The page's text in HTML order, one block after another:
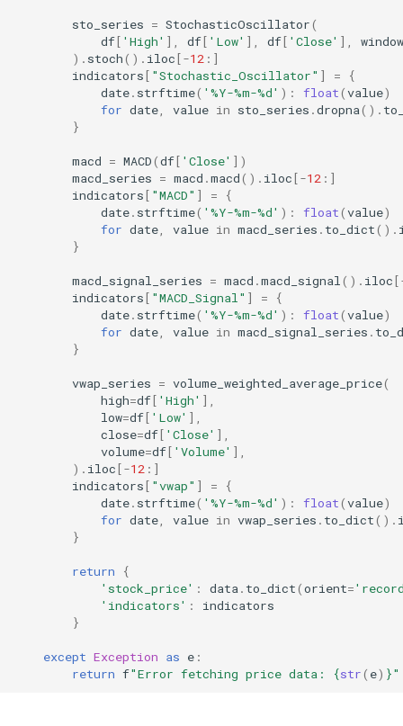
sto_series = StochasticOscillator(
df [ 'High' ], df [ 'Low' ], df [ 'Close' ],
window
) . stoch() . iloc [-12 :]
indicators [ "Stochastic_Oscillator" ] =
{
date. strftime( '%Y-%m-%d' ): float(value)
for date, value in sto_series .dropna() .
}
macd = MACD(df [ 'Close' ])
macd_series = macd .macd() . iloc [-12 :]
indicators [ "MACD" ] =
{
date. strftime( '%Y-%m-%d' ): float(value)
for date, value in macd_series . to_dict() .
}
macd_signal_series = macd .macd_signal() . iloc [
indicators [ "MACD_Signal" ] =
{
date. strftime( '%Y-%m-%d' ): float(value)
for date, value in macd_signal_series .
}
vwap_series = volume_weighted_average_price(
high=df [ 'High' ],
low=df [ 'Low' ],
close=df [ 'Close' ],
volume=df [ 'Volume' ],
) . iloc [-12 :]
indicators [ "vwap" ] =
{
date. strftime( '%Y-%m-%d' ): float(value)
for date, value in vwap_series . to_dict() .
}
return
{
'stock_price' : data. to_dict(orient=
'indicators' :
indicators
}
except Exception as e :
return f"Error fetching price data: {str( e) }"